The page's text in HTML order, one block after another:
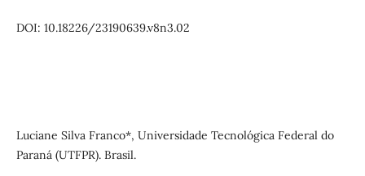
DOI: 10.18226/23190639.v8n3.02
Luciane Silva Franco*, Universidade Tecnológica Federal do
Paraná (UTFPR). Brasil.